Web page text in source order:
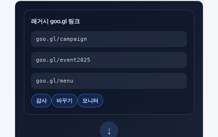
레거시 goo.gl 링크
goo.gl/campaign
goo.gl/event2025
goo.gl/menu
감사 바꾸기 모니터